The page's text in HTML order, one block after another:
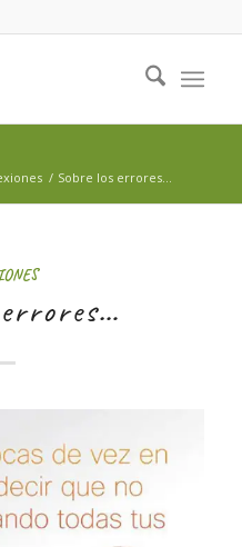
/ Sobre los errores…